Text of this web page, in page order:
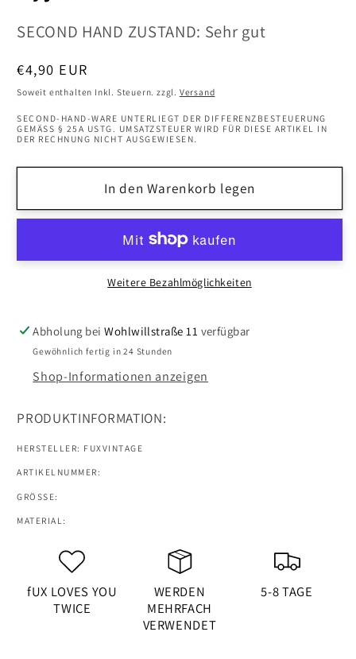
SECOND HAND ZUSTAND: Sehr gut
Normaler
Preis
€4,90 EUR
Soweit enthalten Inkl. Steuern. zzgl. Versand
SECOND-HAND-WARE UNTERLIEGT DER DIFFERENZBESTEUERUNG
GEMÄSS § 25A USTG. UMSATZSTEUER WIRD FÜR DIESE ARTIKEL IN D
ER RECHNUNG NICHT AUSGEWIESEN.
In den Warenkorb legen
Weitere Bezahlmöglichkeiten
Abholung beiWohlwillstraße 11 verfügbar
Gewöhnlich fertig in 24 Stunden
Shop-Informationen anzeigen
PRODUKTINFORMATION:
HERSTELLER: FUXVINTAGE
ARTIKELNUMMER:
SKU:
GRÖSSE:
MATERIAL:
fUX LOVES YOU
TWICE
WERDEN
MEHRFACH
VERWENDET
5-8 TAGE